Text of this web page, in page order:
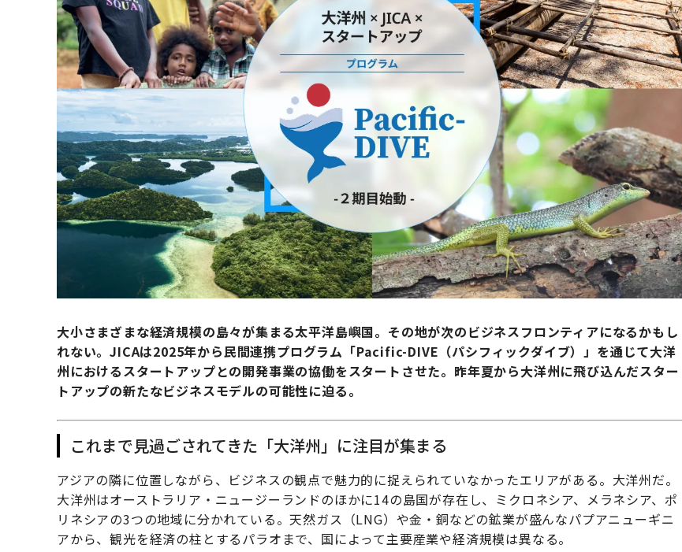
大小さまざまな経済規模の島々が集まる太平洋島嶼国。その地が次のビジネスフロンティアになるかもし
れない。JICAは2025年から民間連携プログラム「Pacific-DIVE（パシフィックダイブ）」を通じて大洋
州におけるスタートアップとの開発事業の協働をスタートさせた。昨年夏から大洋州に飛び込んだスター
トアップの新たなビジネスモデルの可能性に迫る。
これまで見過ごされてきた「大洋州」に注目が集まる
アジアの隣に位置しながら、ビジネスの観点で魅力的に捉えられていなかったエリアがある。大洋州だ。
大洋州はオーストラリア・ニュージーランドのほかに14の島国が存在し、ミクロネシア、メラネシア、ポ
リネシアの3つの地域に分かれている。天然ガス（LNG）や金・銅などの鉱業が盛んなパプアニューギニ
アから、観光を経済の柱とするパラオまで、国によって主要産業や経済規模は異なる。